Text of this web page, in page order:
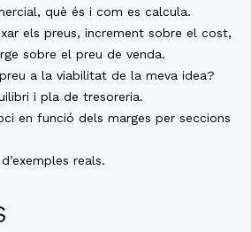
què és i com es calcula.
els preus, increment sobre el cost,
sobre el preu de venda.
a la viabilitat de la meva idea?
i pla de tresoreria.
en funció dels marges per seccions
reals.